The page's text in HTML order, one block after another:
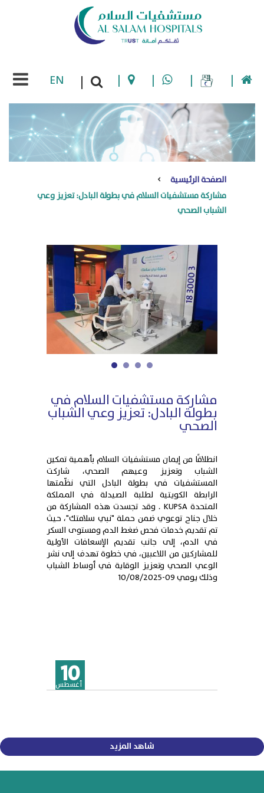
|
|
|
|
|
EN
الصفحة الرئيسية
مشاركة مستشفيات السلام في بطولة البادل: تعزيز وعي
الشباب الصحي
1 2 3 4
مشاركة مستشفيات السلام في
بطولة البادل: تعزيز وعي الشباب
الصحي
انطلاقًا من إيمان مستشفيات السلام بأهمية تمكين
الشباب وتعزيز وعيهم الصحي، شاركت
المستشفيات في بطولة البادل التي نظّمتها
الرابطة الكويتية لطلبة الصيدلة في المملكة
المتحدة KUPSA . وقد تجسدت هذه المشاركة من
خلال جناح توعوي ضمن حملة "نبي سلامتك"، حيث
تم تقديم خدمات فحص ضغط الدم ومستوى السكر
في الدم، إلى جانب تقديم الإسعافات الأولية
للمشاركين من اللاعبين، في خطوة تهدف إلى نشر
الوعي الصحي وتعزيز الوقاية في أوساط الشباب
وذلك يومي 09-10/08/2025
10
أغسطس
شاهد المزيد